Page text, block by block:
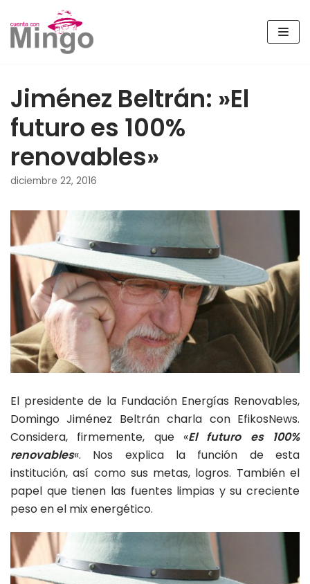
al
contenido
Jiménez Beltrán: »El
futuro es 100%
renovables»
diciembre 22, 2016
El presidente de la Fundación Energías Renovables,
Domingo Jiménez Beltrán charla con EfikosNews.
Considera, firmemente, que «El futuro es 100%
renovables«. Nos explica la función de esta
institución, así como sus metas, logros. También el
papel que tienen las fuentes limpias y su creciente
peso en el mix energético.